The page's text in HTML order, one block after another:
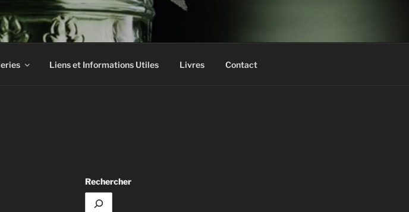
Liens et Informations Utiles Livres Contact
Rechercher